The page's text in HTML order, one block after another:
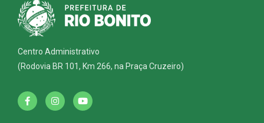
Centro Administrativo
(Rodovia BR 101, Km 266, na Praça Cruzeiro)